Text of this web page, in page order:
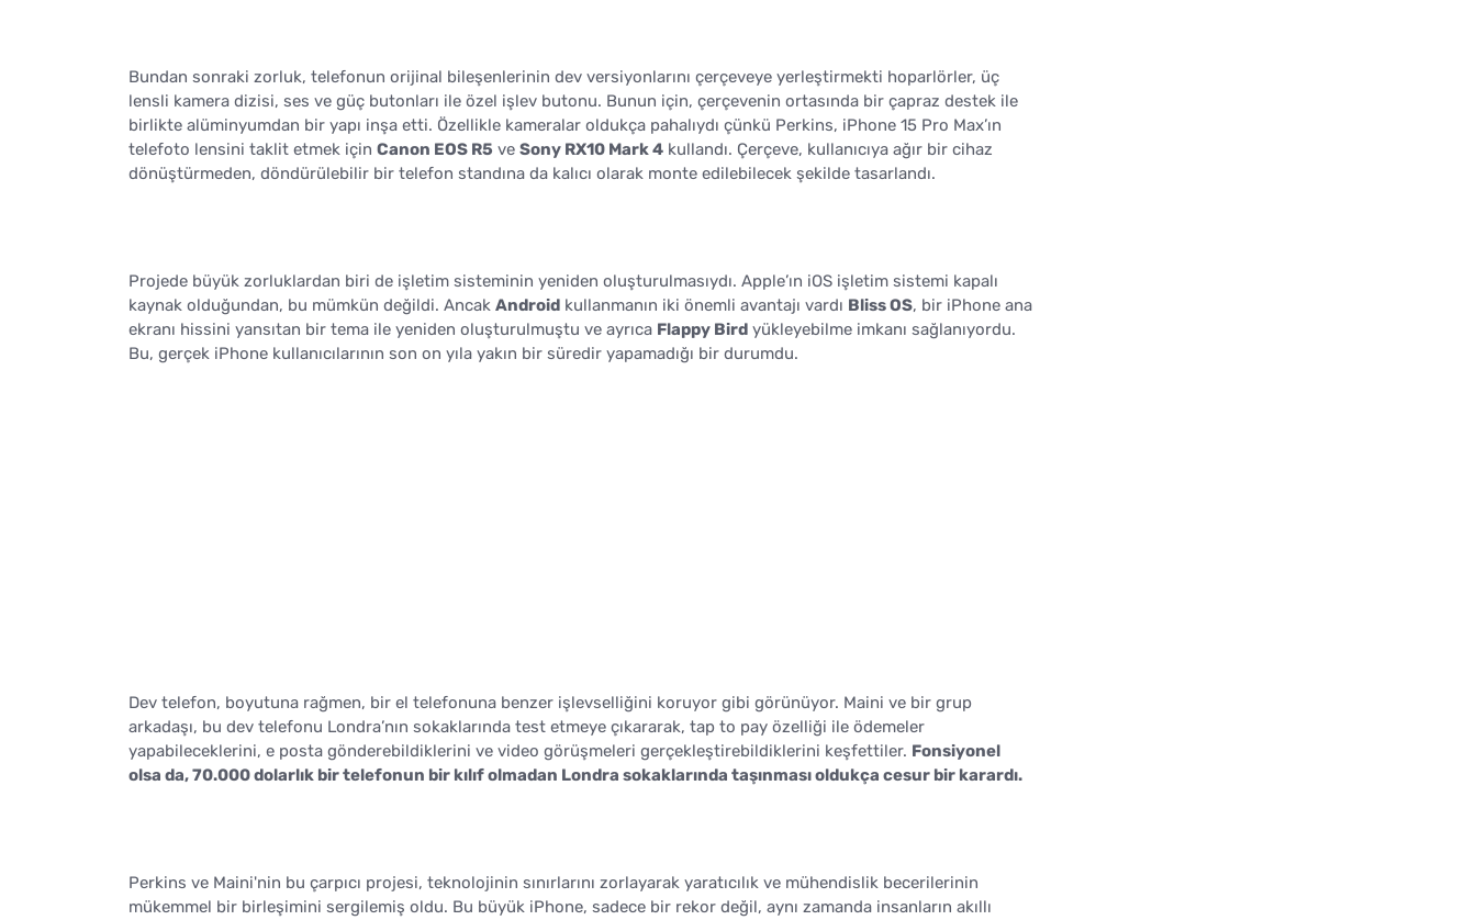
Bundan sonraki zorluk, telefonun orijinal bileşenlerinin dev versiyonlarını çerçeveye yerleştirmekti hoparlörler, üç
lensli kamera dizisi, ses ve güç butonları ile özel işlev butonu. Bunun için, çerçevenin ortasında bir çapraz destek ile
birlikte alüminyumdan bir yapı inşa etti. Özellikle kameralar oldukça pahalıydı çünkü Perkins, iPhone 15 Pro Max’ın
telefoto lensini taklit etmek için Canon EOS R5 ve Sony RX10 Mark 4 kullandı. Çerçeve, kullanıcıya ağır bir cihaz
dönüştürmeden, döndürülebilir bir telefon standına da kalıcı olarak monte edilebilecek şekilde tasarlandı.
Projede büyük zorluklardan biri de işletim sisteminin yeniden oluşturulmasıydı. Apple’ın iOS işletim sistemi kapalı
kaynak olduğundan, bu mümkün değildi. Ancak Android kullanmanın iki önemli avantajı vardı Bliss OS, bir iPhone ana
ekranı hissini yansıtan bir tema ile yeniden oluşturulmuştu ve ayrıca Flappy Bird yükleyebilme imkanı sağlanıyordu.
Bu, gerçek iPhone kullanıcılarının son on yıla yakın bir süredir yapamadığı bir durumdu.
Dev telefon, boyutuna rağmen, bir el telefonuna benzer işlevselliğini koruyor gibi görünüyor. Maini ve bir grup
arkadaşı, bu dev telefonu Londra’nın sokaklarında test etmeye çıkararak, tap to pay özelliği ile ödemeler
yapabileceklerini, e posta gönderebildiklerini ve video görüşmeleri gerçekleştirebildiklerini keşfettiler. Fonsiyonel
olsa da, 70.000 dolarlık bir telefonun bir kılıf olmadan Londra sokaklarında taşınması oldukça cesur bir karardı.
Perkins ve Maini'nin bu çarpıcı projesi, teknolojinin sınırlarını zorlayarak yaratıcılık ve mühendislik becerilerinin
mükemmel bir birleşimini sergilemiş oldu. Bu büyük iPhone, sadece bir rekor değil, aynı zamanda insanların akıllı